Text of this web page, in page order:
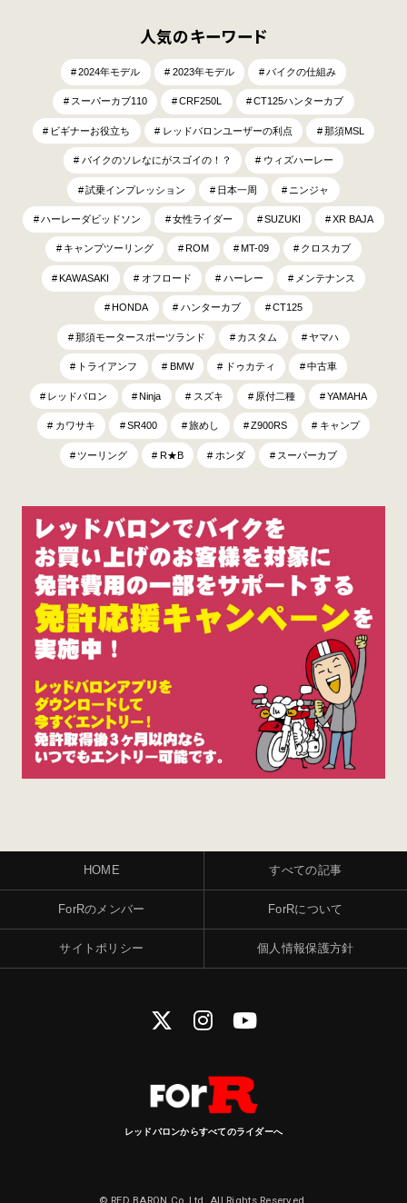
人気のキーワード
2024年モデル 2023年モデル バイクの仕組み
スーパーカブ110 CRF250L CT125ハンターカブ
ビギナーお役立ち レッドバロンユーザーの利点 那須MSL
バイクのソレなにがスゴイの！？ ウィズハーレー
試乗インプレッション 日本一周 ニンジャ
ハーレーダビッドソン 女性ライダー SUZUKI XR BAJA
キャンプツーリング ROM MT-09 クロスカブ
KAWASAKI オフロード ハーレー メンテナンス
HONDA ハンターカブ CT125
那須モータースポーツランド カスタム ヤマハ
トライアンフ BMW ドゥカティ 中古車
レッドバロン Ninja スズキ 原付二種 YAMAHA
カワサキ SR400 旅めし Z900RS キャンプ
ツーリング R★B ホンダ スーパーカブ
HOME すべての記事
ForRのメンバー ForRについて
サイトポリシー 個人情報保護方針
レッドバロンからすべてのライダーへ